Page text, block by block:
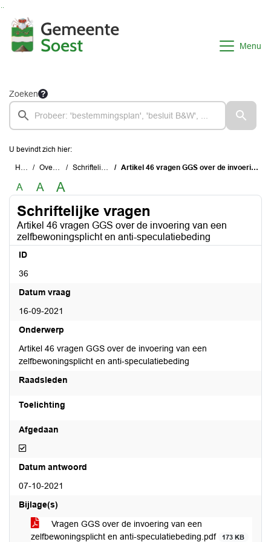
Menu
Zoeken
U bevindt zich hier:
Home Overzichten Schriftelijke vragen Artikel 46 vragen GGS over de invoering van een zelfbewoningsplicht en anti-speculatiebeding
A A A
Schriftelijke vragen
Artikel 46 vragen GGS over de invoering van een
zelfbewoningsplicht en anti-speculatiebeding
ID
36
Datum vraag
16-09-2021
Onderwerp
Artikel 46 vragen GGS over de invoering van een
zelfbewoningsplicht en anti-speculatiebeding
Raadsleden
Toelichting
Afgedaan
Afgedaan
Datum antwoord
07-10-2021
Bijlage(s)
Vragen GGS over de invoering van een
zelfbewoningsplicht en anti-speculatiebeding.pdf
173 KB